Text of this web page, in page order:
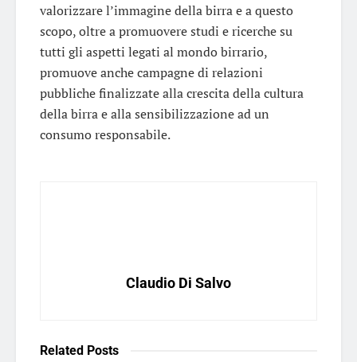
valorizzare l’immagine della birra e a questo
scopo, oltre a promuovere studi e ricerche su
tutti gli aspetti legati al mondo birrario,
promuove anche campagne di relazioni
pubbliche finalizzate alla crescita della cultura
della birra e alla sensibilizzazione ad un
consumo responsabile.
Claudio Di Salvo
Related Posts